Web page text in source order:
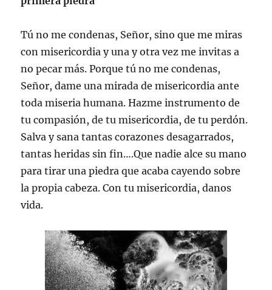
Tú no me condenas, Señor, sino que me miras
con misericordia y una y otra vez me invitas a
no pecar más. Porque tú no me condenas,
Señor, dame una mirada de misericordia ante
toda miseria humana. Hazme instrumento de
tu compasión, de tu misericordia, de tu perdón.
Salva y sana tantas corazones desagarrados,
tantas heridas sin fin….Que nadie alce su mano
para tirar una piedra que acaba cayendo sobre
la propia cabeza. Con tu misericordia, danos
vida.